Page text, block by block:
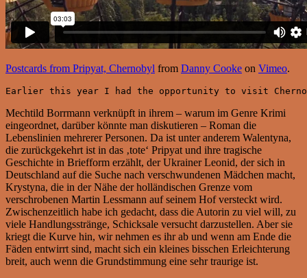
Postcards from Pripyat, Chernobyl from Danny Cooke on Vimeo.
Earlier this year I had the opportunity to visit Chernobyl
Mechtild Borrmann verknüpft in ihrem – warum im Genre Krimi
eingeordnet, darüber könnte man diskutieren – Roman die
Lebenslinien mehrerer Personen. Da ist unter anderem Walentyna,
die zurückgekehrt ist in das ‚tote‘ Pripyat und ihre tragische
Geschichte in Briefform erzählt, der Ukrainer Leonid, der sich in
Deutschland auf die Suche nach verschwundenen Mädchen macht,
Krystyna, die in der Nähe der holländischen Grenze vom
verschrobenen Martin Lessmann auf seinem Hof versteckt wird.
Zwischenzeitlich habe ich gedacht, dass die Autorin zu viel will, zu
viele Handlungsstränge, Schicksale versucht darzustellen. Aber sie
kriegt die Kurve hin, wir nehmen es ihr ab und wenn am Ende die
Fäden entwirrt sind, macht sich ein kleines bisschen Erleichterung
breit, auch wenn die Grundstimmung eine sehr traurige ist.